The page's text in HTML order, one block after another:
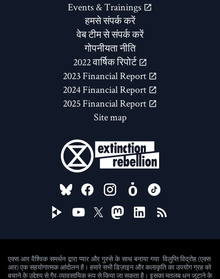
Events & Trainings
हमसे संपर्क करें
वेब टीम से संपर्क करें
गोपनीयता नीति
2022 वार्षिक रिपोर्ट
2023 Financial Report
2024 Financial Report
2025 Financial Report
Site map
FOLLOW US ON
एक्स आर वैश्विक समर्थन द्वारा प्यार और गुस्से के साथ बनाया गया विलुप्ति विद्रोह (एक्स
आर) एक सहयोगात्मक आंदोलन है। हमारे सभी डिज़ाइन और कलाकृति का उपयोग ग्रह को
बचाने के उद्देश्य से गैर-व्यावसायिक रूप से किया जा सकता है। इसका मतलब धन जुटाने के